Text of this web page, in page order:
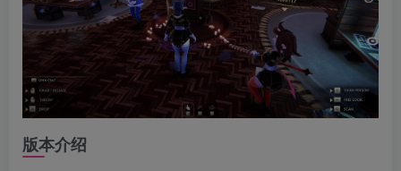
版本介绍